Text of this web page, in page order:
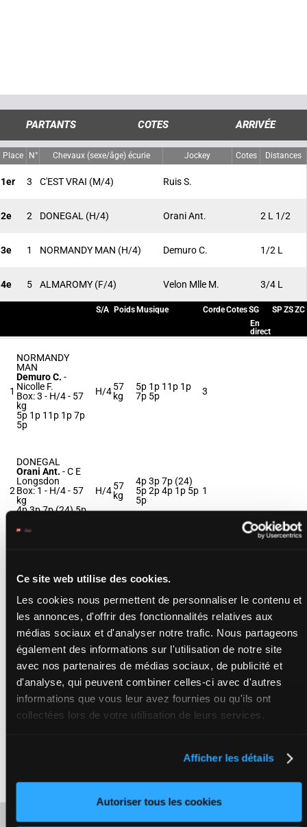
Ce site web utilise des cookies.
Les cookies nous permettent de personnaliser le contenu et
les annonces, d'offrir des fonctionnalités relatives aux
médias sociaux et d'analyser notre trafic. Nous partageons
également des informations sur l'utilisation de notre site
avec nos partenaires de médias sociaux, de publicité et
d'analyse, qui peuvent combiner celles-ci avec d'autres
informations que vous leur avez fournies ou qu'ils ont
collectées lors de votre utilisation de leurs services.
Afficher les détails
Autoriser tous les cookies
PARTANTS COTES ARRIVÉE
Place N° Chevaux (sexe/âge) écurie Jockey Cotes Distances
1er 3 C'EST VRAI (M/4) Ruis S.
2e 2 DONEGAL (H/4) Orani Ant. 2 L 1/2
3e 1 NORMANDY MAN (H/4) Demuro C. 1/2 L
4e 5 ALMAROMY (F/4) Velon Mlle M. 3/4 L
S/A Poids Musique CordeCotesSG SPZSZC
En
direct
1
NORMANDY
MAN
Demuro C. -
Nicolle F.
Box: 3 - H/4 - 57
kg
5p 1p 11p 1p 7p
5p
H/457
kg
5p 1p 11p 1p
7p 5p
3
2
DONEGAL
Orani Ant. -C E
Longsdon
Box: 1 - H/4 - 57
kg
4p 3p 7p (24) 5p
H/457
kg
4p 3p 7p (24)
5p 2p 4p 1p 5p
5p
1
G.
Box: 2 -M/4 - 57
kg
4p 1p 5p
M/457
kg
4p 1p 5p
Madamet A.-
H/3 - 57 kg
10p 4p 1p 6p
H/3
57
kg
10p 4p 1p 6p
ALMAROMY
3p